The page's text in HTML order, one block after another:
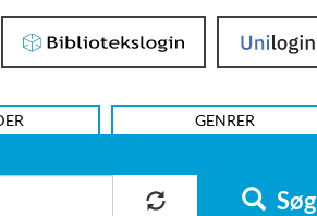
Bibliotekslogin UniLogin
GENRER
Søg